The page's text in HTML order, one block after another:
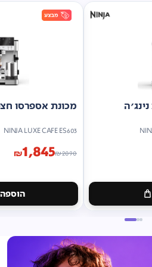
מכונת אספרסו
NINJA LUXE CAFE ES603
₪2090
₪1,845